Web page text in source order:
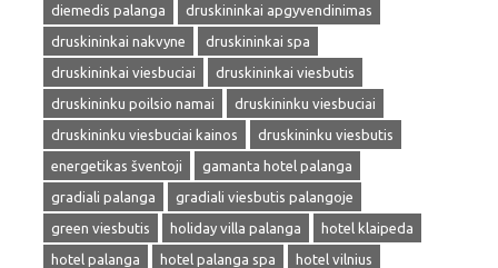
diemedis palanga
druskininkai apgyvendinimas
druskininkai nakvyne
druskininkai spa
druskininkai viesbuciai
druskininkai viesbutis
druskininku poilsio namai
druskininku viesbuciai
druskininku viesbuciai kainos
druskininku viesbutis
energetikas šventoji
gamanta hotel palanga
gradiali palanga
gradiali viesbutis palangoje
green viesbutis
holiday villa palanga
hotel klaipeda
hotel palanga
hotel palanga spa
hotel vilnius